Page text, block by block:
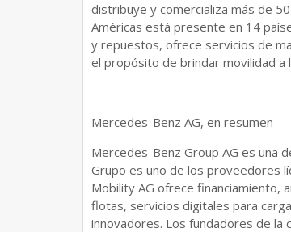
distribuye y comercializa más de
Américas está presente en 14
y repuestos, ofrece servicios de
el propósito de brindar movilidad a
Mercedes-Benz AG, en resumen
Mercedes-Benz Group AG es una
Grupo es uno de los proveedores
Mobility AG ofrece financiamiento,
flotas, servicios digitales para
innovadores. Los fundadores de la